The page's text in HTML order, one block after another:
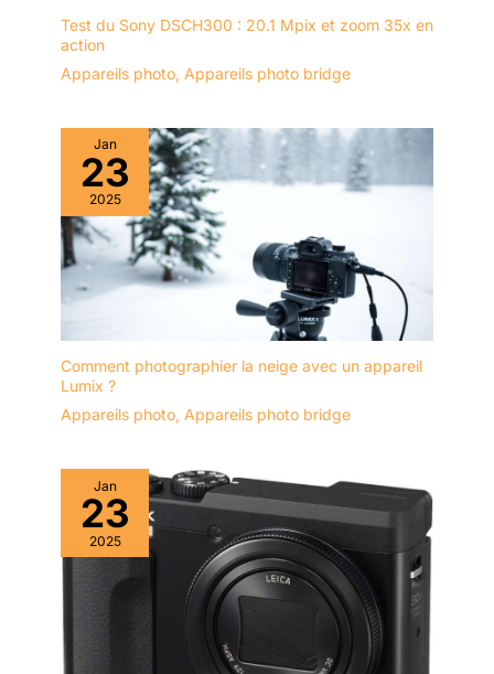
Test du Sony DSCH300 : 20.1 Mpix et zoom 35x en
action
Appareils photo, Appareils photo bridge
Jan
23
2025
Comment photographier la neige avec un appareil
Lumix ?
Appareils photo, Appareils photo bridge
Jan
23
2025